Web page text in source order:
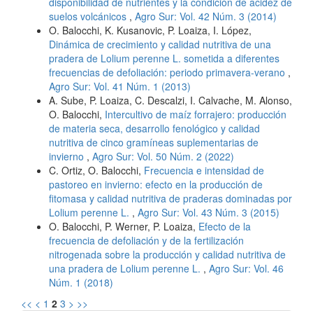
suelos volcánicos , Agro Sur: Vol. 42 Núm. 3 (2014)
O. Balocchi, K. Kusanovic, P. Loaiza, I. López,
Dinámica de crecimiento y calidad nutritiva de una
pradera de Lolium perenne L. sometida a diferentes
frecuencias de defoliación: periodo primavera-verano ,
Agro Sur: Vol. 41 Núm. 1 (2013)
A. Sube, P. Loaiza, C. Descalzi, I. Calvache, M. Alonso,
O. Balocchi, Intercultivo de maíz forrajero: producción
de materia seca, desarrollo fenológico y calidad
nutritiva de cinco gramíneas suplementarias de
invierno , Agro Sur: Vol. 50 Núm. 2 (2022)
C. Ortiz, O. Balocchi, Frecuencia e intensidad de
pastoreo en invierno: efecto en la producción de
fitomasa y calidad nutritiva de praderas dominadas por
Lolium perenne L. , Agro Sur: Vol. 43 Núm. 3 (2015)
O. Balocchi, P. Werner, P. Loaiza, Efecto de la
frecuencia de defoliación y de la fertilización
nitrogenada sobre la producción y calidad nutritiva de
una pradera de Lolium perenne L. , Agro Sur: Vol. 46
Núm. 1 (2018)
<< < 1 2 3 > >>